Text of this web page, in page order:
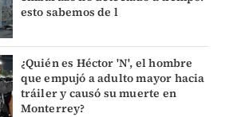
esto sabemos de l
¿Quién es Héctor 'N', el hombre
que empujó a adulto mayor hacia
tráiler y causó su muerte en
Monterrey?